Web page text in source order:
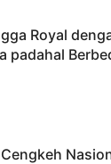
Royal
padahal